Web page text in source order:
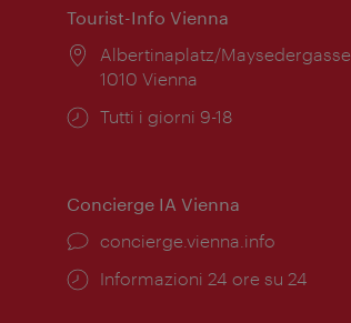
Tourist-Info Vienna
Posizione:
Albertinaplatz/Maysedergasse
1010 Vienna
Orari
Tutti i giorni 9-18
Concierge IA Vienna
Ort:
concierge.vienna.info
Öffnungszeiten:
Informazioni 24 ore su 24